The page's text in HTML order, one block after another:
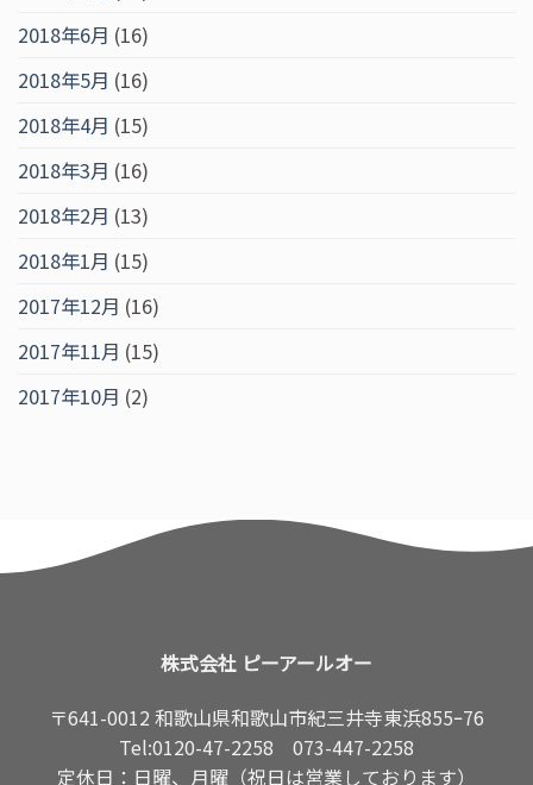
2018年6月 (16)
2018年5月 (16)
2018年4月 (15)
2018年3月 (16)
2018年2月 (13)
2018年1月 (15)
2017年12月 (16)
2017年11月 (15)
2017年10月 (2)
株式会社 ピーアールオー
〒641-0012 和歌山県和歌山市紀三井寺東浜855ｰ76
Tel:0120-47-2258
073-447-2258
定休日：日曜、月曜（祝日は営業しております）